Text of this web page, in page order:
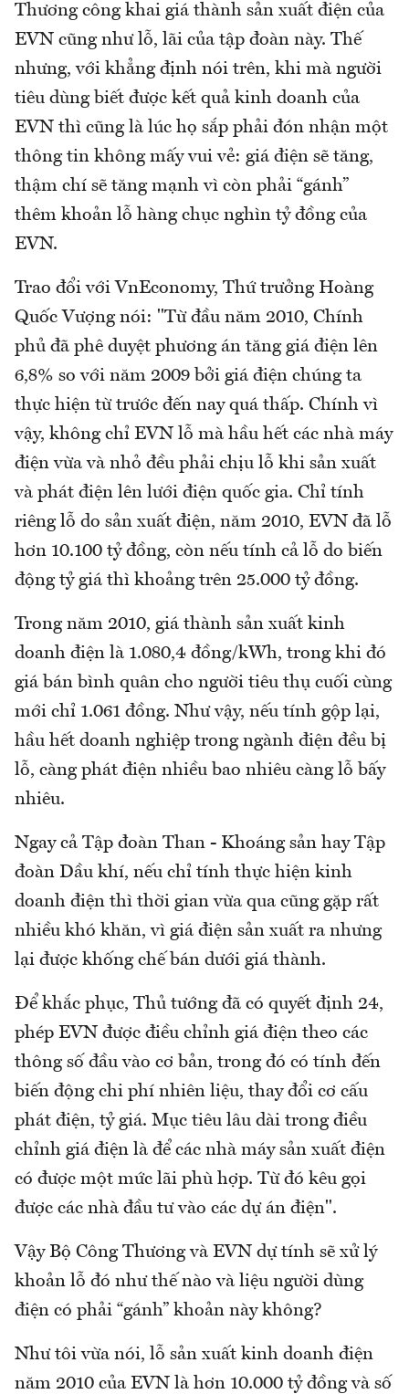
Thương công khai giá thành sản xuất điện của
EVN cũng như lỗ, lãi của tập đoàn này. Thế
nhưng, với khẳng định nói trên, khi mà người
tiêu dùng biết được kết quả kinh doanh của
EVN thì cũng là lúc họ sắp phải đón nhận một
thông tin không mấy vui vẻ: giá điện sẽ tăng,
thậm chí sẽ tăng mạnh vì còn phải “gánh”
thêm khoản lỗ hàng chục nghìn tỷ đồng của
EVN.
Trao đổi với VnEconomy, Thứ trưởng Hoàng
Quốc Vượng nói: "Từ đầu năm 2010, Chính
phủ đã phê duyệt phương án tăng giá điện lên
6,8% so với năm 2009 bởi giá điện chúng ta
thực hiện từ trước đến nay quá thấp. Chính vì
vậy, không chỉ EVN lỗ mà hầu hết các nhà máy
điện vừa và nhỏ đều phải chịu lỗ khi sản xuất
và phát điện lên lưới điện quốc gia. Chỉ tính
riêng lỗ do sản xuất điện, năm 2010, EVN đã lỗ
hơn 10.100 tỷ đồng, còn nếu tính cả lỗ do biến
động tỷ giá thì khoảng trên 25.000 tỷ đồng.
Trong năm 2010, giá thành sản xuất kinh
doanh điện là 1.080,4 đồng/kWh, trong khi đó
giá bán bình quân cho người tiêu thụ cuối cùng
mới chỉ 1.061 đồng. Như vậy, nếu tính gộp lại,
hầu hết doanh nghiệp trong ngành điện đều bị
lỗ, càng phát điện nhiều bao nhiêu càng lỗ bấy
nhiêu.
Ngay cả Tập đoàn Than - Khoáng sản hay Tập
đoàn Dầu khí, nếu chỉ tính thực hiện kinh
doanh điện thì thời gian vừa qua cũng gặp rất
nhiều khó khăn, vì giá điện sản xuất ra nhưng
lại được khống chế bán dưới giá thành.
Để khắc phục, Thủ tướng đã có quyết định 24,
phép EVN được điều chỉnh giá điện theo các
thông số đầu vào cơ bản, trong đó có tính đến
biến động chi phí nhiên liệu, thay đổi cơ cấu
phát điện, tỷ giá. Mục tiêu lâu dài trong điều
chỉnh giá điện là để các nhà máy sản xuất điện
có được một mức lãi phù hợp. Từ đó kêu gọi
được các nhà đầu tư vào các dự án điện".
Vậy Bộ Công Thương và EVN dự tính sẽ xử lý
khoản lỗ đó như thế nào và liệu người dùng
điện có phải “gánh” khoản này không?
Như tôi vừa nói, lỗ sản xuất kinh doanh điện
năm 2010 của EVN là hơn 10.000 tỷ đồng và số